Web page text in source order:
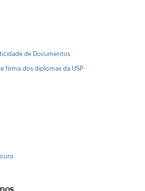
de Documentos
firma dos diplomas da USP